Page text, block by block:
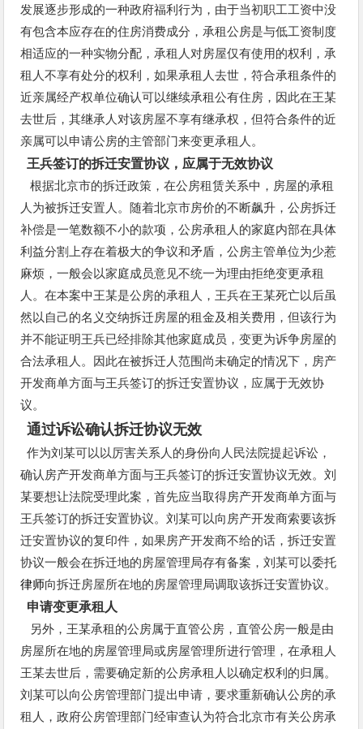
发展逐步形成的一种政府福利行为，由于当初职工工资中没
有包含本应存在的住房消费成分，承租公房是与低工资制度
相适应的一种实物分配，承租人对房屋仅有使用的权利，承
租人不享有处分的权利，如果承租人去世，符合承租条件的
近亲属经产权单位确认可以继续承租公有住房，因此在王某
去世后，其继承人对该房屋不享有继承权，但符合条件的近
亲属可以申请公房的主管部门来变更承租人。
王兵签订的拆迁安置协议，应属于无效协议
根据北京市的拆迁政策，在公房租赁关系中，房屋的承租
人为被拆迁安置人。随着北京市房价的不断飙升，公房拆迁
补偿是一笔数额不小的款项，公房承租人的家庭内部在具体
利益分割上存在着极大的争议和矛盾，公房主管单位为少惹
麻烦，一般会以家庭成员意见不统一为理由拒绝变更承租
人。在本案中王某是公房的承租人，王兵在王某死亡以后虽
然以自己的名义交纳拆迁房屋的租金及相关费用，但该行为
并不能证明王兵已经排除其他家庭成员，变更为诉争房屋的
合法承租人。因此在被拆迁人范围尚未确定的情况下，房产
开发商单方面与王兵签订的拆迁安置协议，应属于无效协
议。
通过诉讼确认拆迁协议无效
作为刘某可以以厉害关系人的身份向人民法院提起诉讼，
确认房产开发商单方面与王兵签订的拆迁安置协议无效。刘
某要想让法院受理此案，首先应当取得房产开发商单方面与
王兵签订的拆迁安置协议。刘某可以向房产开发商索要该拆
迁安置协议的复印件，如果房产开发商不给的话，拆迁安置
协议一般会在拆迁地的房屋管理局存有备案，刘某可以委托
律师向拆迁房屋所在地的房屋管理局调取该拆迁安置协议。
申请变更承租人
另外，王某承租的公房属于直管公房，直管公房一般是由
房屋所在地的房屋管理局或房屋管理所进行管理，在承租人
王某去世后，需要确定新的公房承租人以确定权利的归属。
刘某可以向公房管理部门提出申请，要求重新确认公房的承
租人，政府公房管理部门经审查认为符合北京市有关公房承